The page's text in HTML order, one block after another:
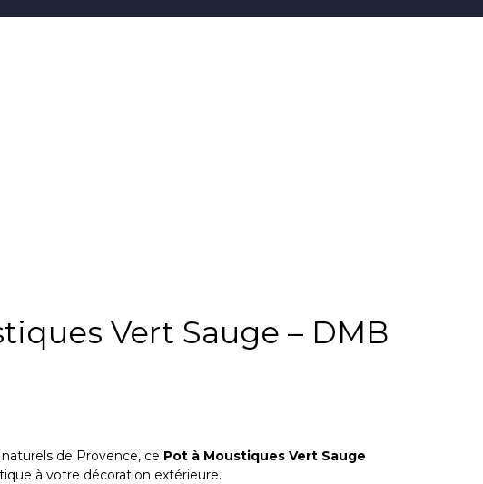
Vert Sauge – DMB
de Provence, ce Pot à Moustiques Vert Sauge
à votre décoration extérieure.